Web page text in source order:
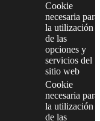
Cookie
necesaria para
la utilización
de las
opciones y
servicios del
sitio web
Cookie
necesaria para
la utilización
de las